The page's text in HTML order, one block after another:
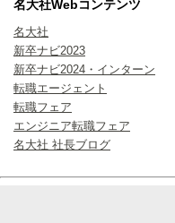
名大社Webコンテンツ
名大社
新卒ナビ2023
新卒ナビ2024・インターン
転職エージェント
転職フェア
エンジニア転職フェア
名大社 社長ブログ